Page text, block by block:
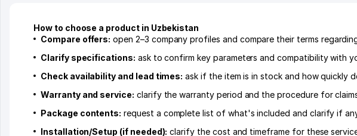
How to choose a product in Uzbekistan
Compare offers: open 2–3 company profiles and compare their terms
Clarify specifications: ask to confirm key parameters and compatibility with
Check availability and lead times: ask if the item is in stock and how quickly
Warranty and service: clarify the warranty period and the procedure for
Package contents: request a complete list of what's included and clarify if
Installation/Setup (if needed): clarify the cost and timeframe for these